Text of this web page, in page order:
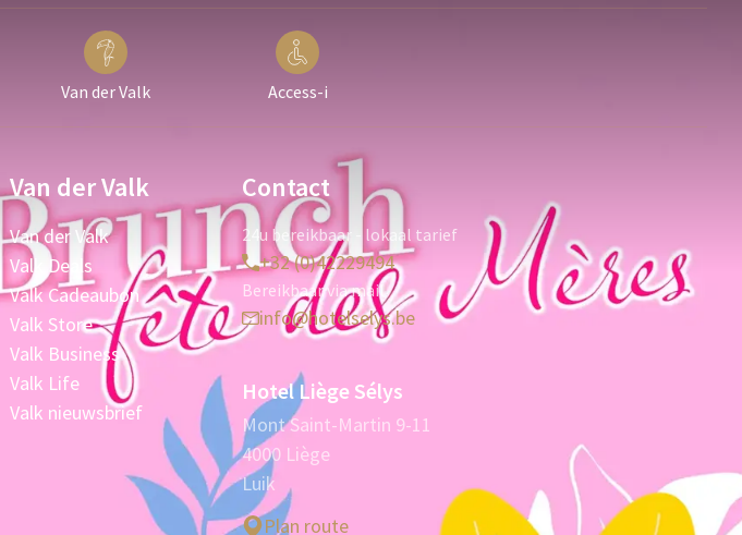
Van der Valk Access-i
Van der Valk
Van der Valk
Valk Deals
Valk Cadeaubon
Valk Store
Valk Business
Valk Life
Valk nieuwsbrief
Contact
24u bereikbaar - lokaal tarief
+32 (0)42229494
Bereikbaar via mail
info@hotelselys.be
Hotel Liège Sélys
Mont Saint-Martin 9-11
4000 Liège
Luik
Plan route